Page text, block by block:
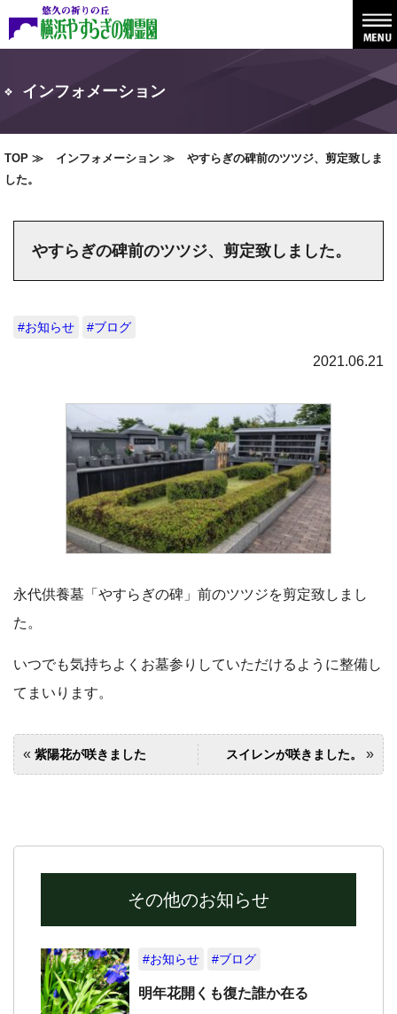
インフォメーション
TOP インフォメーション
やすらぎの碑前のツツジ、剪定致しま
した。
やすらぎの碑前のツツジ、剪定致しました。
#お知らせ #ブログ
2021.06.21
永代供養墓「やすらぎの碑」前のツツジを剪定致しまし
た。
いつでも気持ちよくお墓参りしていただけるように整備し
てまいります。
« 紫陽花が咲きました スイレンが咲きました。 »
その他のお知らせ
#お知らせ #ブログ
明年花開くも復た誰か在る